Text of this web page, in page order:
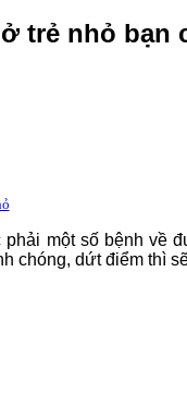
trẻ nhỏ bạn
một số bệnh về
chóng, dứt điểm thì